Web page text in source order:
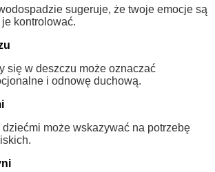
sugeruje, że twoje emocje są
kontrolować.
się w deszczu może oznaczać
i odnowę duchową.
może wskazywać na potrzebę